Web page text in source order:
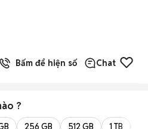
Bấm để hiện số Chat
?
256 GB 512 GB 1 TB